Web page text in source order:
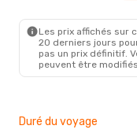
Les prix affichés sur
20 derniers jours
pas un prix définitif.
peuvent être
Duré du voyage